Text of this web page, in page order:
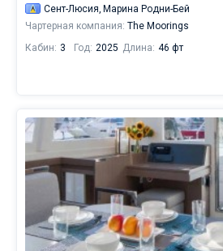
Сент-Люсия, Марина Родни-Бей
Чартерная компания: The Moorings
Кабин: 3 Год: 2025 Длина: 46 фт